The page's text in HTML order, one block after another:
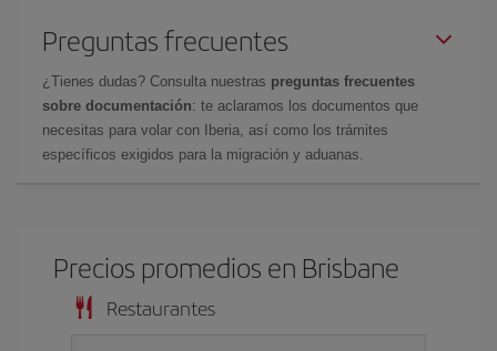
Preguntas frecuentes
¿Tienes dudas? Consulta nuestras preguntas frecuentes
sobre documentación: te aclaramos los documentos que
necesitas para volar con Iberia, así como los trámites
específicos exigidos para la migración y aduanas.
Precios promedios en Brisbane
Restaurantes